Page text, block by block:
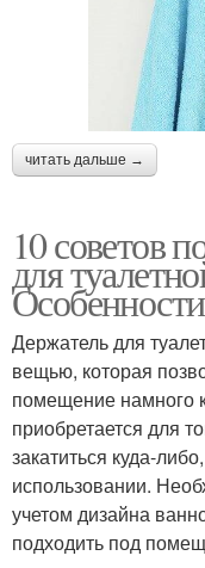
читать дальше →
10 советов
для
Особенности
Держатель для
вещью, которая
помещение намного
приобретается для
закатиться куда-
использовании.
учетом дизайна
подходить под